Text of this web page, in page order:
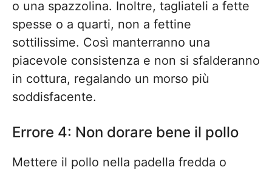
o una spazzolina. Inoltre, tagliateli a fette
spesse o a quarti, non a fettine
sottilissime. Così manterranno una
piacevole consistenza e non si sfalderanno
in cottura, regalando un morso più
soddisfacente.
Errore 4: Non dorare bene il pollo
Mettere il pollo nella padella fredda o